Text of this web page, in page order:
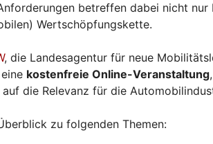
betreffen dabei nicht nur
Wertschöpfungskette.
, die Landesagentur für neue
eine kostenfreie Online-Veranstaltung
die Relevanz für die
zu folgenden Themen: